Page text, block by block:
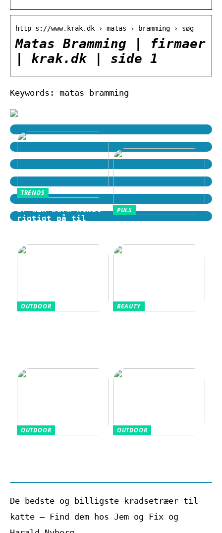
http s://www.krak.dk › matas › bramming › søg
Matas Bramming | firmaer
| krak.dk | side 1
Keywords: matas bramming
TRENDS
Er din barm klædt
rigtigt på til
PULS
OUTDOOR BEAUTY
OUTDOOR OUTDOOR
De bedste og billigste kradsetræer til
katte – Find dem hos Jem og Fix og